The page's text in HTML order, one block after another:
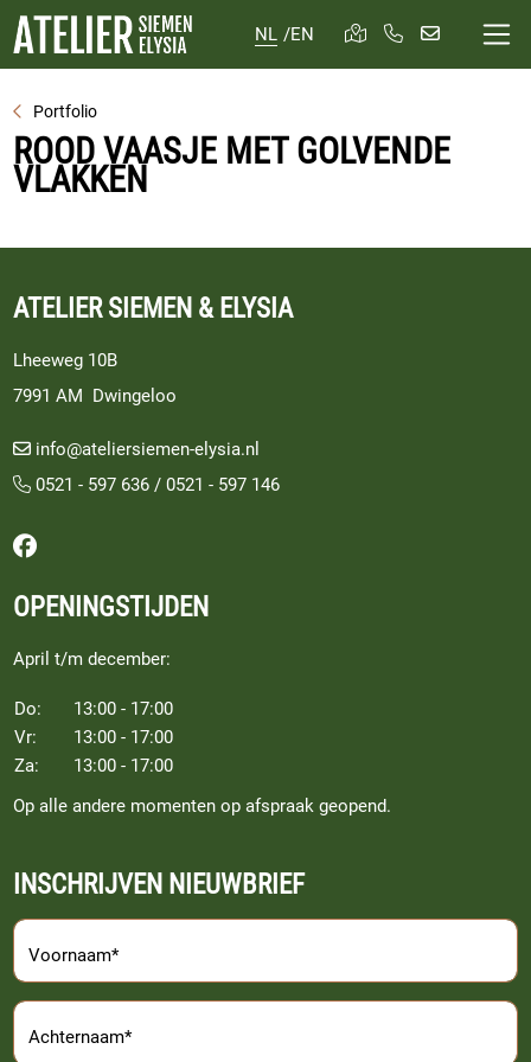
NL /EN
Portfolio
ROOD VAASJE MET GOLVENDE
VLAKKEN
ATELIER SIEMEN & ELYSIA
Lheeweg 10B
7991 AM Dwingeloo
info@ateliersiemen-elysia.nl
0521 - 597 636 /0521 - 597 146
Volg ons op Facebook
OPENINGSTIJDEN
April t/m december:
Do:
13:00 - 17:00
Vr:
13:00 - 17:00
Za:
13:00 - 17:00
Op alle andere momenten op afspraak geopend.
INSCHRIJVEN NIEUWBRIEF
Voornaam*
Achternaam*